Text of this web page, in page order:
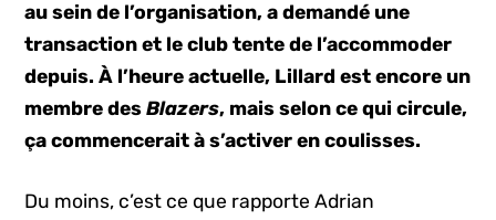
au sein de l’organisation, a demandé une
transaction et le club tente de l’accommoder
depuis. À l’heure actuelle, Lillard est encore un
membre desBlazers, mais selon ce qui circule,
ça commencerait à s’activer en coulisses.
Du moins, c’est ce que rapporte Adrian